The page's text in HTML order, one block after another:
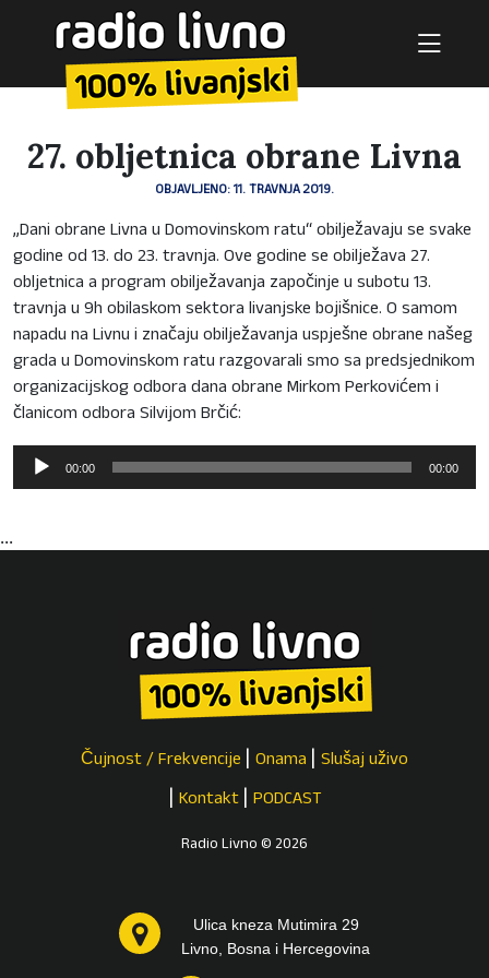
27. obljetnica obrane Livna
OBJAVLJENO: 11. TRAVNJA 2019.
„Dani obrane Livna u Domovinskom ratu“ obilježavaju se svake
godine od 13. do 23. travnja. Ove godine se obilježava 27.
obljetnica a program obilježavanja započinje u subotu 13.
travnja u 9h obilaskom sektora livanjske bojišnice. O samom
napadu na Livnu i značaju obilježavanja uspješne obrane našeg
grada u Domovinskom ratu razgovarali smo sa predsjednikom
organizacijskog odbora dana obrane Mirkom Perkovićem i
članicom odbora Silvijom Brčić:
Reproduktor
audiozapisa
00:00 00:00
...
Čujnost / Frekvencije Onama Slušaj uživo
Kontakt PODCAST
Radio Livno © 2026
Ulica kneza Mutimira 29
Livno, Bosna i Hercegovina